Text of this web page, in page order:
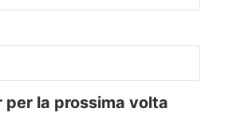
per la prossima volta